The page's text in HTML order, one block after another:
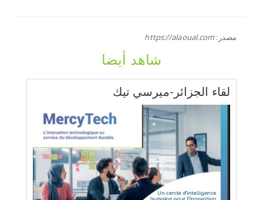
مصدر:https://alaoual.com
شاهد أيضا
لقاء الجزائر-ميرسي تيك